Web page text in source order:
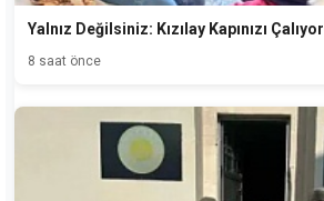
Yalnız Değilsiniz: Kızılay Kapınızı Çalıyor
8 saat önce